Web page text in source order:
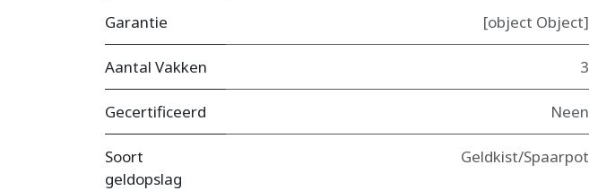
Garantie [object Object]
Aantal Vakken 3
Gecertificeerd Neen
Soort
geldopslag
Geldkist/Spaarpot